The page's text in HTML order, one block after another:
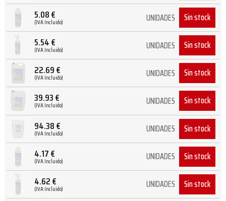
5.08€
(IVA Incluido) UNIDADES Sin stock
5.54€
(IVA Incluido) UNIDADES Sin stock
22.69€
(IVA Incluido) UNIDADES Sin stock
39.93€
(IVA Incluido) UNIDADES Sin stock
94.38€
(IVA Incluido) UNIDADES Sin stock
4.17€
(IVA Incluido) UNIDADES Sin stock
4.62€
(IVA Incluido) UNIDADES Sin stock